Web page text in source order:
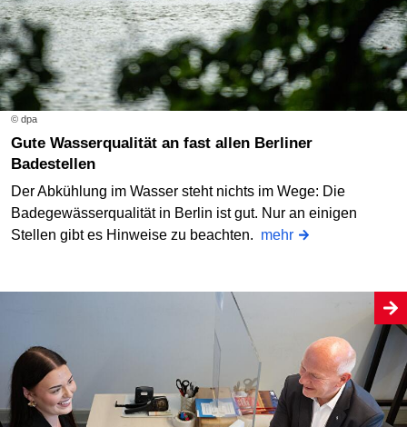
© dpa
Gute Wasserqualität an fast allen Berliner
Badestellen
Der Abkühlung im Wasser steht nichts im Wege: Die
Badegewässerqualität in Berlin ist gut. Nur an einigen
Stellen gibt es Hinweise zu beachten. mehr